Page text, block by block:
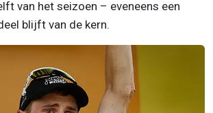
van het seizoen – eveneens een
blijft van de kern.